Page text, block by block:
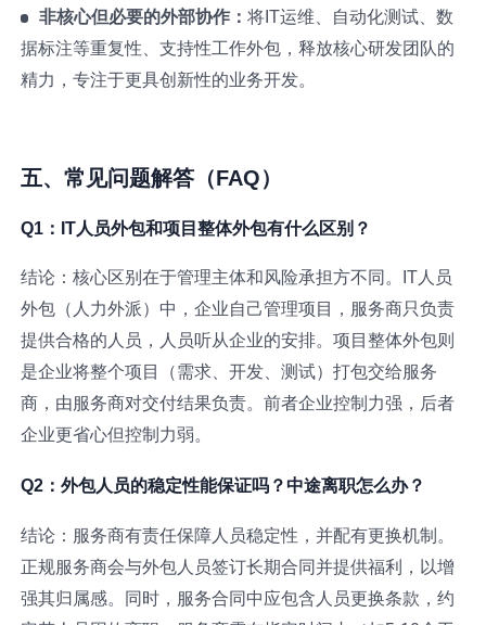
非核心但必要的外部协作： 将IT运维、自动化测试、数
据标注等重复性、支持性工作外包，释放核心研发团队的
精力，专注于更具创新性的业务开发。
五、常见问题解答（FAQ）
Q1：IT人员外包和项目整体外包有什么区别？
结论：核心区别在于管理主体和风险承担方不同。IT人员
外包（人力外派）中，企业自己管理项目，服务商只负责
提供合格的人员，人员听从企业的安排。项目整体外包则
是企业将整个项目（需求、开发、测试）打包交给服务
商，由服务商对交付结果负责。前者企业控制力强，后者
企业更省心但控制力弱。
Q2：外包人员的稳定性能保证吗？中途离职怎么办？
结论：服务商有责任保障人员稳定性，并配有更换机制。
正规服务商会与外包人员签订长期合同并提供福利，以增
强其归属感。同时，服务合同中应包含人员更换条款，约